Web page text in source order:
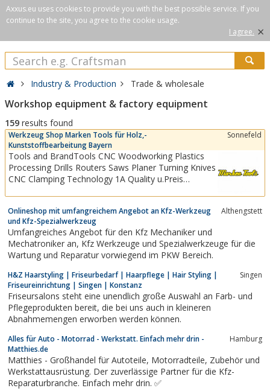
Axxus.eu uses cookies to provide you with the best possible service. If you
continue to the site, you agree to the cookie usage.
I agree. ×
Industry & Production Trade & wholesale
Workshop equipment & factory equipment
159 results found
Werkzeug Shop Marken Tools für Holz,-
Kunststoffbearbeitung Bayern
Sonnefeld
Tools and BrandTools CNC Woodworking Plastics
Processing Drills Routers Saws Planer Turning Knives
CNC Clamping Technology 1A Quality u.Preis
devices have proven themselves for years in the
demanding processing of wood. Wherever
precision,...
Onlineshop mit umfangreichem Angebot an Kfz-Werkzeug
und Kfz-Spezialwerkzeug
Althengstett
Umfangreiches Angebot für den Kfz Mechaniker und
Mechatroniker an, Kfz Werkzeuge und Spezialwerkzeuge für die
Wartung und Reparatur vorwiegend im PKW Bereich.
H&Z Haarstyling | Friseurbedarf | Haarpflege | Hair Styling |
Friseureinrichtung | Singen | Konstanz
Singen
Friseursalons steht eine unendlich große Auswahl an Farb- und
Pflegeprodukten bereit, die bei uns auch in kleineren
Abnahmemengen erworben werden können.
Alles für Auto - Motorrad - Werkstatt. Einfach mehr drin -
Matthies.de
Hamburg
Matthies - Großhandel für Autoteile, Motorradteile, Zubehör und
Werkstattausrüstung. Der zuverlässige Partner für die Kfz-
Reparaturbranche. Einfach mehr drin. ✅